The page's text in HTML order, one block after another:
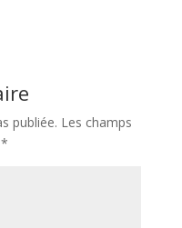
publiée. Les champs
*